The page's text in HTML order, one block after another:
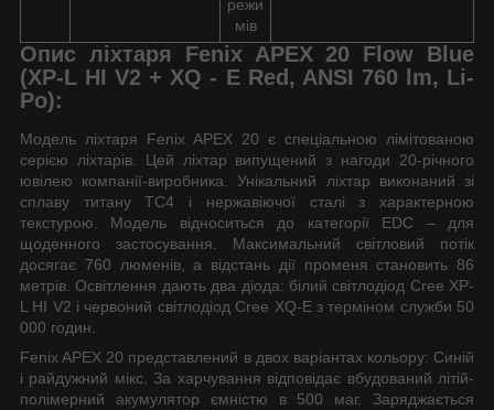
режи
мів
Опис ліхтаря Fenix APEX 20 Flow Blue
(XP-L HI V2 + XQ - E Red, ANSI 760 lm, Li-
Po):
Модель ліхтаря Fenix APEX 20 є спеціальною лімітованою
серією ліхтарів. Цей ліхтар випущений з нагоди 20-річного
ювілею компанії-виробника. Унікальний ліхтар виконаний зі
сплаву титану TC4 і нержавіючої сталі з характерною
текстурою. Модель відноситься до категорії EDC – для
щоденного застосування. Максимальний світловий потік
досягає 760 люменів, а відстань дії променя становить 86
метрів. Освітлення дають два діода: білий світлодіод Cree XP-
L HI V2 і червоний світлодіод Cree XQ-E з терміном служби 50
000 годин.
Fenix APEX 20 представлений в двох варіантах кольору: Синій
і райдужний мікс. За харчування відповідає вбудований літій-
полімерний акумулятор ємністю в 500 маг. Заряджається